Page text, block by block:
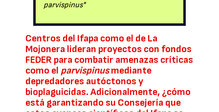
parvispinus"
Centros del Ifapa como el de La
Mojonera lideran proyectos con fondos
FEDER para combatir amenazas críticas
como el parvispinusmediante
depredadores autóctonos y
bioplaguicidas. Adicionalmente, ¿cómo
está garantizando su Consejería que